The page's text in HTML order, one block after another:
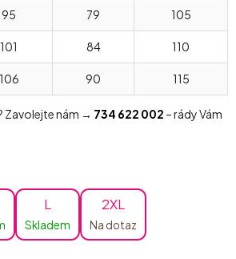
95 79 105
101 84 110
106 90 115
Zavolejte nám → 734 622 002 – rády Vám
L
Skladem
2XL
Na dotaz